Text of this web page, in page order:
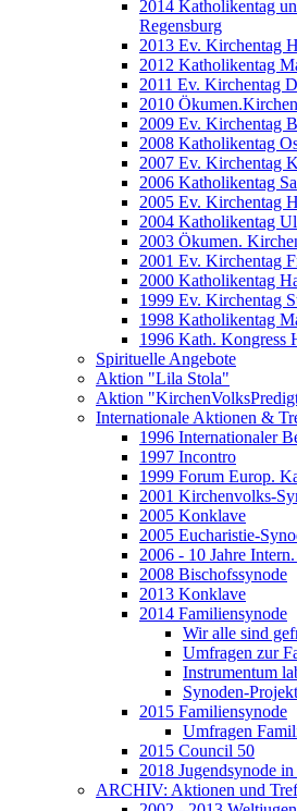
2014 Katholikentag
Regensburg
2013 Ev. Kirchentag
2012 Katholikentag
2011 Ev. Kirchentag
2010
2009 Ev. Kirchentag
2008 Katholikentag
2007 Ev. Kirchentag
2006 Katholikentag
2005 Ev. Kirchentag
2004 Katholikentag
2003 Ökumen.
2001 Ev. Kirchentag
2000 Katholikentag
1999 Ev. Kirchentag
1998 Katholikentag
1996 Kath. Kongress
Spirituelle Angebote
Aktion "Lila Stola"
Aktion
Internationale Aktionen &
1996 Internationaler
1997 Incontro
1999 Forum Europ.
2001 Kirchenvolks-
2005 Konklave
2005 Eucharistie-
2006 - 10 Jahre
2008 Bischofssynode
2013 Konklave
2014 Familiensynode
Wir alle sind
Umfragen zur
Instrumentum
Synoden-
2015 Familiensynode
Umfragen
2015 Council 50
2018 Jugendsynode
ARCHIV: Aktionen und